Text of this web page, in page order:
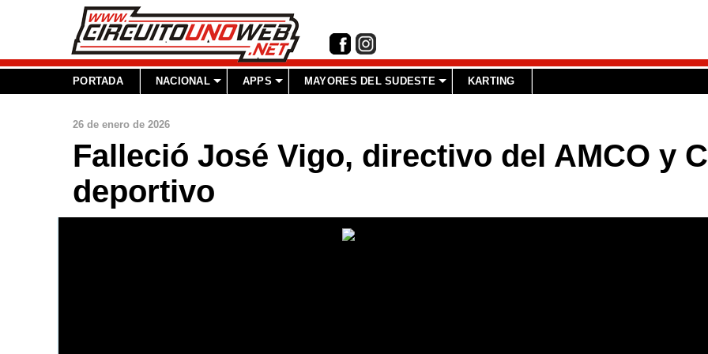
PORTADA NACIONAL APPS MAYORES DEL SUDESTE KARTING
26 de enero de 2026
Falleció José Vigo, directivo del AMCO y
deportivo